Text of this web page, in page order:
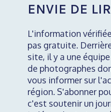
ENVIE DE
L'information
pas gratuite.
site, il y a une
de photographes
vous informer sur
région. S'abonner
c'est soutenir un